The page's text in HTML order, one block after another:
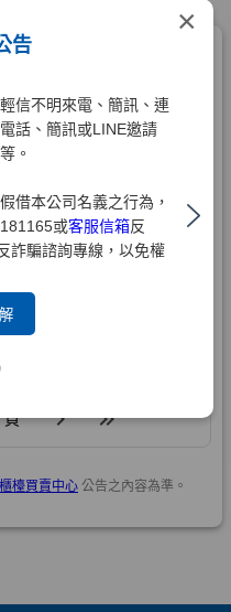
×
告
信不明來電、簡訊、連
話、簡訊或LINE邀請
。
借本公司名義之行為，
或客服信箱反
詐騙諮詢專線，以免權